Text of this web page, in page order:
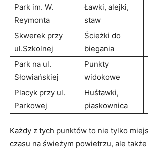
Park im. W.
Reymonta
Ławki, alejki,
⁤staw
Skwerek przy
ul.Szkolnej
Ścieżki⁢ do
⁢biegania
Park na ⁢ul.
Słowiańskiej
Punkty
widokowe
Placyk przy ul.
Parkowej
Huśtawki,
piaskownica
Każdy z tych punktów to nie tylko
czasu⁢ na świeżym powietrzu, ale także